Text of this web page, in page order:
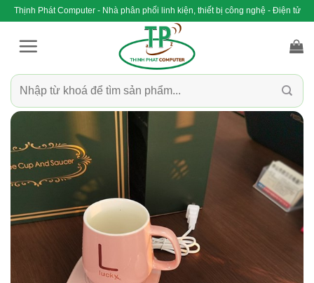
qua
Thịnh Phát Computer - Nhà phân phối linh kiện, thiết bị công nghệ - Điện tử
Tìm
kiếm: